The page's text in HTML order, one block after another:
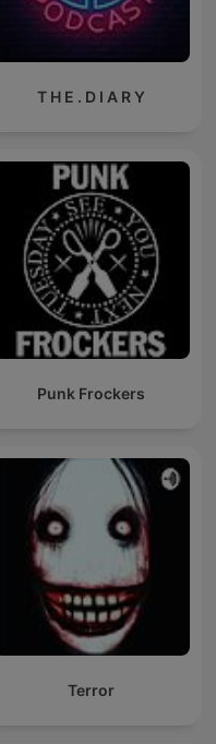
T H E . D I A R Y
Punk Frockers
Terror